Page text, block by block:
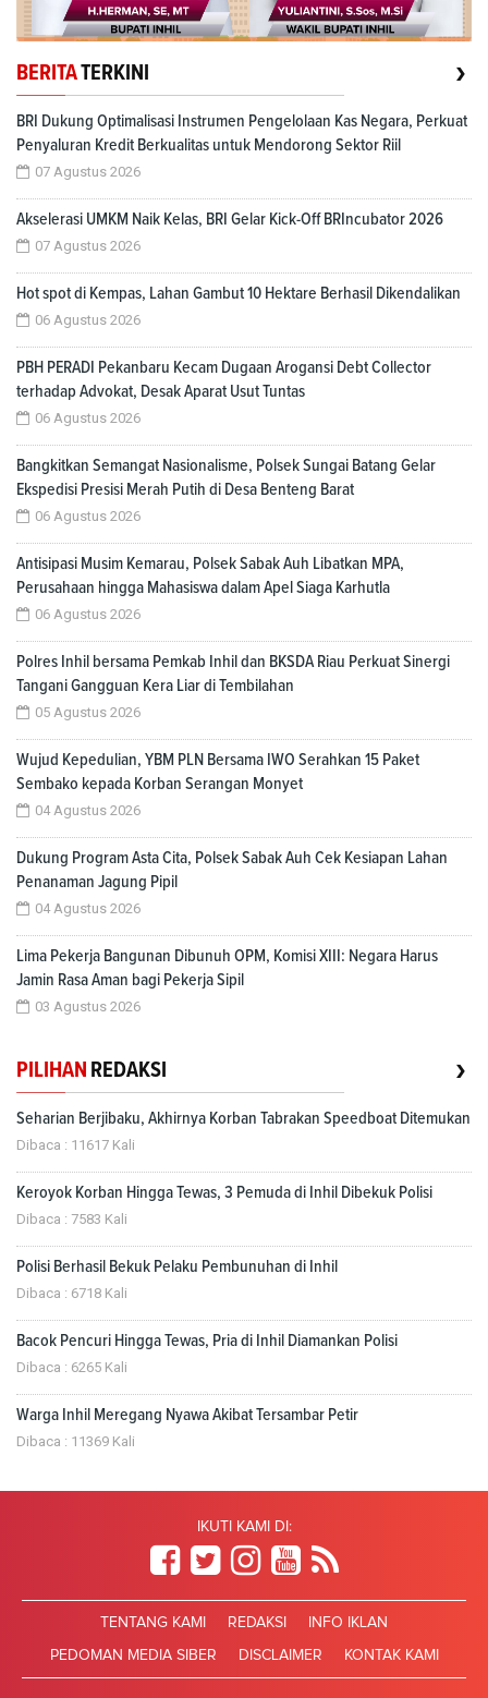
BERITATERKINI ›
BRI Dukung Optimalisasi Instrumen Pengelolaan Kas Negara, Perkuat
Penyaluran Kredit Berkualitas untuk Mendorong Sektor Riil
07 Agustus 2026
Akselerasi UMKM Naik Kelas, BRI Gelar Kick-Off BRIncubator 2026
07 Agustus 2026
Hot spot di Kempas, Lahan Gambut 10 Hektare Berhasil Dikendalikan
06 Agustus 2026
PBH PERADI Pekanbaru Kecam Dugaan Arogansi Debt Collector
terhadap Advokat, Desak Aparat Usut Tuntas
06 Agustus 2026
Bangkitkan Semangat Nasionalisme, Polsek Sungai Batang Gelar
Ekspedisi Presisi Merah Putih di Desa Benteng Barat
06 Agustus 2026
Antisipasi Musim Kemarau, Polsek Sabak Auh Libatkan MPA,
Perusahaan hingga Mahasiswa dalam Apel Siaga Karhutla
06 Agustus 2026
Polres Inhil bersama Pemkab Inhil dan BKSDA Riau Perkuat Sinergi
Tangani Gangguan Kera Liar di Tembilahan
05 Agustus 2026
Wujud Kepedulian, YBM PLN Bersama IWO Serahkan 15 Paket
Sembako kepada Korban Serangan Monyet
04 Agustus 2026
Dukung Program Asta Cita, Polsek Sabak Auh Cek Kesiapan Lahan
Penanaman Jagung Pipil
04 Agustus 2026
Lima Pekerja Bangunan Dibunuh OPM, Komisi XIII: Negara Harus
Jamin Rasa Aman bagi Pekerja Sipil
03 Agustus 2026
PILIHAN REDAKSI ›
Seharian Berjibaku, Akhirnya Korban Tabrakan Speedboat Ditemukan
Dibaca : 11617 Kali
Keroyok Korban Hingga Tewas, 3 Pemuda di Inhil Dibekuk Polisi
Dibaca : 7583 Kali
Polisi Berhasil Bekuk Pelaku Pembunuhan di Inhil
Dibaca : 6718 Kali
Bacok Pencuri Hingga Tewas, Pria di Inhil Diamankan Polisi
Dibaca : 6265 Kali
Warga Inhil Meregang Nyawa Akibat Tersambar Petir
Dibaca : 11369 Kali
IKUTI KAMI DI:
TENTANG KAMI REDAKSI INFO IKLAN
PEDOMAN MEDIA SIBER DISCLAIMER KONTAK KAMI